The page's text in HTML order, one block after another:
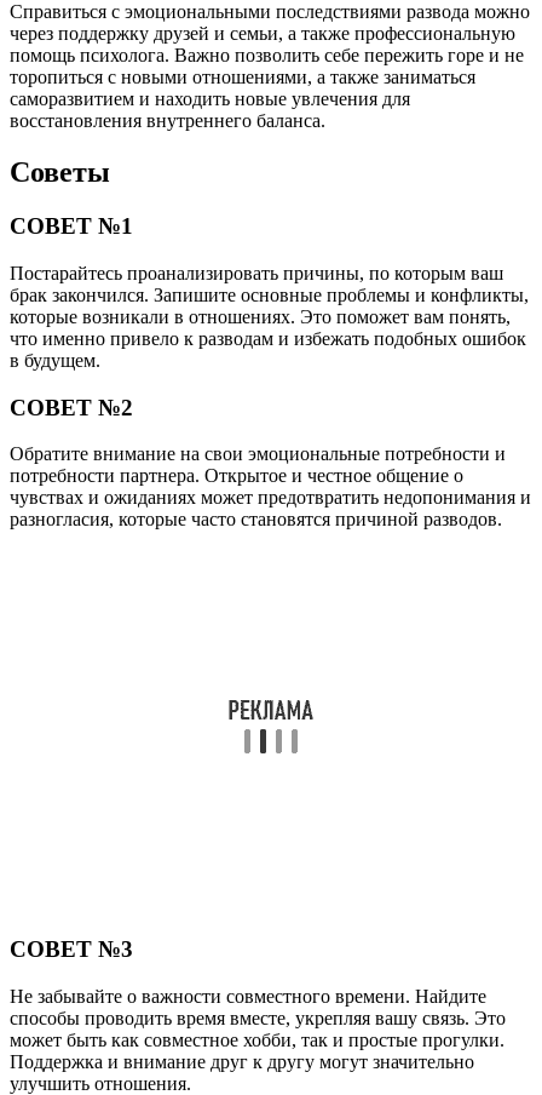
Справиться с эмоциональными последствиями развода можно
через поддержку друзей и семьи, а также профессиональную
помощь психолога. Важно позволить себе пережить горе и не
торопиться с новыми отношениями, а также заниматься
саморазвитием и находить новые увлечения для
восстановления внутреннего баланса.
Советы
СОВЕТ №1
Постарайтесь проанализировать причины, по которым ваш
брак закончился. Запишите основные проблемы и конфликты,
которые возникали в отношениях. Это поможет вам понять,
что именно привело к разводам и избежать подобных ошибок
в будущем.
СОВЕТ №2
Обратите внимание на свои эмоциональные потребности и
потребности партнера. Открытое и честное общение о
чувствах и ожиданиях может предотвратить недопонимания и
разногласия, которые часто становятся причиной разводов.
СОВЕТ №3
Не забывайте о важности совместного времени. Найдите
способы проводить время вместе, укрепляя вашу связь. Это
может быть как совместное хобби, так и простые прогулки.
Поддержка и внимание друг к другу могут значительно
улучшить отношения.